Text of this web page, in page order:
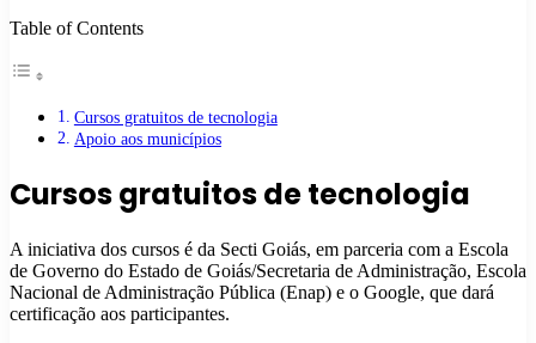
Table of Contents
Cursos gratuitos de tecnologia
Apoio aos municípios
Cursos gratuitos de tecnologia
A iniciativa dos cursos é da Secti Goiás, em parceria com a Escola
de Governo do Estado de Goiás/Secretaria de Administração, Escola
Nacional de Administração Pública (Enap) e o Google, que dará
certificação aos participantes.